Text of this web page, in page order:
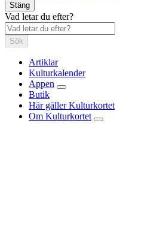
Stäng
Vad letar du efter?
Sök
Artiklar
Kulturkalender
Appen
Butik
Här gäller Kulturkortet
Om Kulturkortet